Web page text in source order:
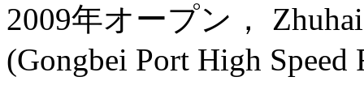
2009年オープン，
(Gongbei Port High Speed